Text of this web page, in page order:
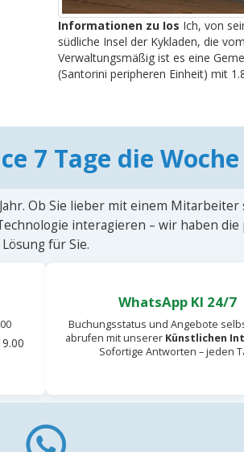
Informationen zu Ios Ich, von
südliche Insel der Kykladen, die
Verwaltungsmäßig ist es eine
(Santorini peripheren Einheit) mit
7 Tage die Woche
Ob Sie lieber mit einem Mitarbeiter
interagieren – wir haben die
Lösung für Sie.
WhatsApp KI 24/7
Buchungsstatus und Angebote
abrufen mit unserer Künstlichen
Sofortige Antworten – jeden